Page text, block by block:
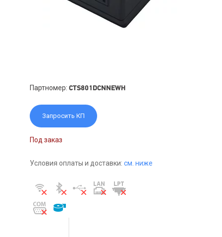
Партномер: CTS801DCNNEWH
Запросить КП
Под заказ
Условия оплаты и доставки: см. ниже